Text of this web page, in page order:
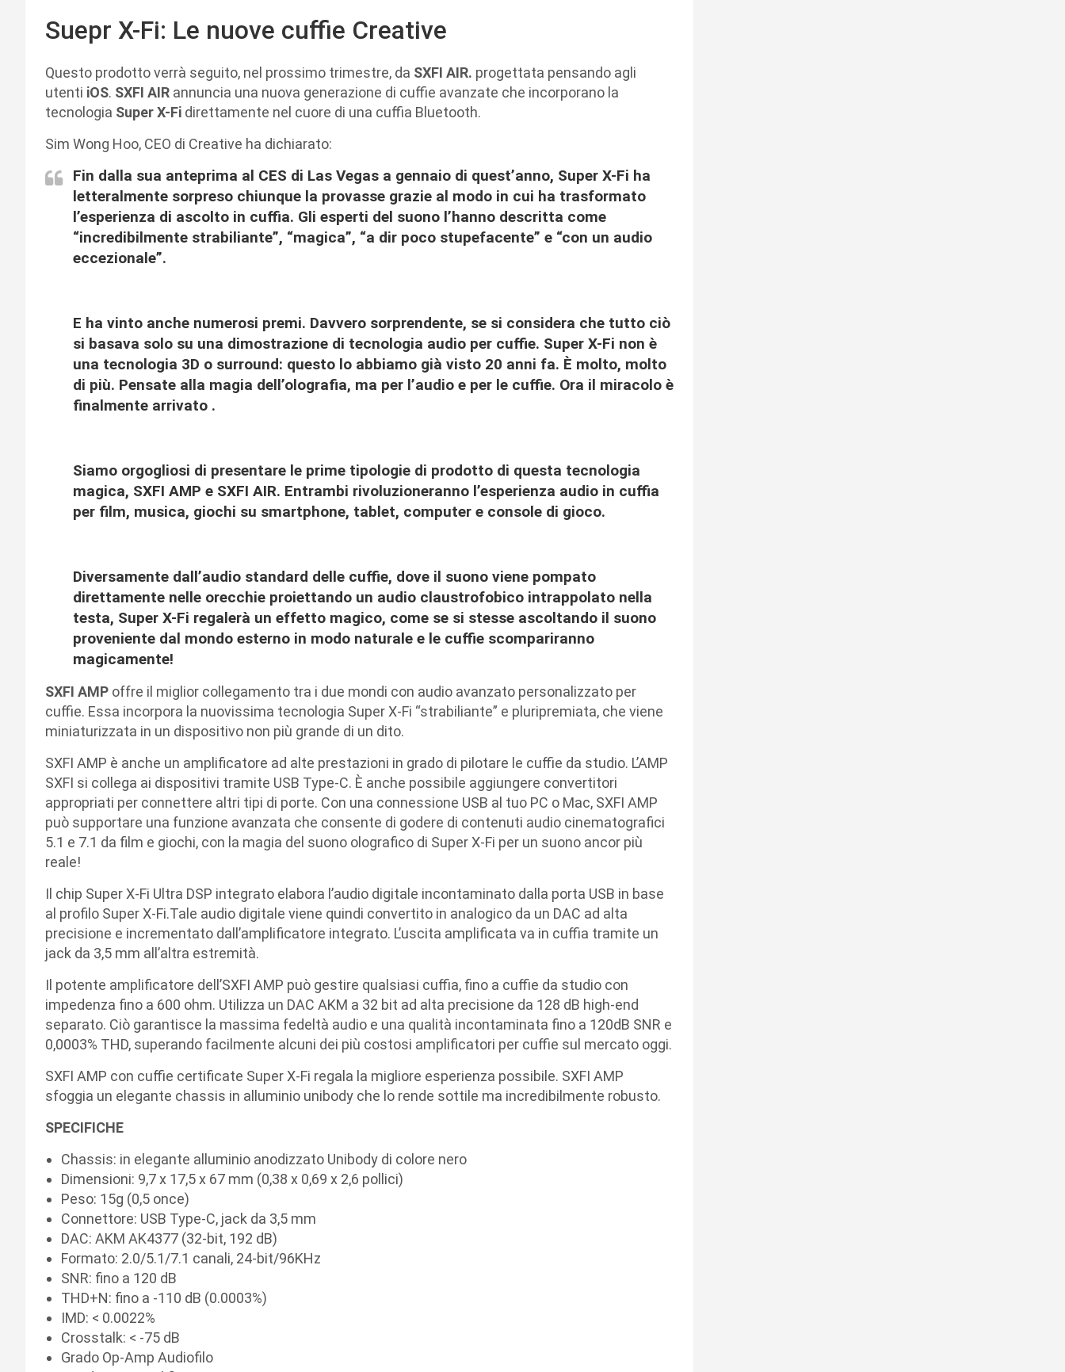
Suepr X-Fi: Le nuove cuffie Creative
Questo prodotto verrà seguito, nel prossimo trimestre, da SXFI AIR. progettata pensando agli
utenti iOS. SXFI AIR annuncia una nuova generazione di cuffie avanzate che incorporano la
tecnologia Super X-Fi direttamente nel cuore di una cuffia Bluetooth.
Sim Wong Hoo, CEO di Creative ha dichiarato:
Fin dalla sua anteprima al CES di Las Vegas a gennaio di quest’anno, Super X-Fi ha
letteralmente sorpreso chiunque la provasse grazie al modo in cui ha trasformato
l’esperienza di ascolto in cuffia. Gli esperti del suono l’hanno descritta come
“incredibilmente strabiliante”, “magica”, “a dir poco stupefacente” e “con un audio
eccezionale”.
E ha vinto anche numerosi premi. Davvero sorprendente, se si considera che tutto ciò
si basava solo su una dimostrazione di tecnologia audio per cuffie. Super X-Fi non è
una tecnologia 3D o surround: questo lo abbiamo già visto 20 anni fa. È molto, molto
di più. Pensate alla magia dell’olografia, ma per l’audio e per le cuffie. Ora il miracolo è
finalmente arrivato .
Siamo orgogliosi di presentare le prime tipologie di prodotto di questa tecnologia
magica, SXFI AMP e SXFI AIR. Entrambi rivoluzioneranno l’esperienza audio in cuffia
per film, musica, giochi su smartphone, tablet, computer e console di gioco.
Diversamente dall’audio standard delle cuffie, dove il suono viene pompato
direttamente nelle orecchie proiettando un audio claustrofobico intrappolato nella
testa, Super X-Fi regalerà un effetto magico, come se si stesse ascoltando il suono
proveniente dal mondo esterno in modo naturale e le cuffie scompariranno
magicamente!
SXFI AMP offre il miglior collegamento tra i due mondi con audio avanzato personalizzato per
cuffie. Essa incorpora la nuovissima tecnologia Super X-Fi “strabiliante” e pluripremiata, che viene
miniaturizzata in un dispositivo non più grande di un dito.
SXFI AMP è anche un amplificatore ad alte prestazioni in grado di pilotare le cuffie da studio. L’AMP
SXFI si collega ai dispositivi tramite USB Type-C. È anche possibile aggiungere convertitori
appropriati per connettere altri tipi di porte. Con una connessione USB al tuo PC o Mac, SXFI AMP
può supportare una funzione avanzata che consente di godere di contenuti audio cinematografici
5.1 e 7.1 da film e giochi, con la magia del suono olografico di Super X-Fi per un suono ancor più
reale!
Il chip Super X-Fi Ultra DSP integrato elabora l’audio digitale incontaminato dalla porta USB in base
al profilo Super X-Fi.Tale audio digitale viene quindi convertito in analogico da un DAC ad alta
precisione e incrementato dall’amplificatore integrato. L’uscita amplificata va in cuffia tramite un
jack da 3,5 mm all’altra estremità.
Il potente amplificatore dell’SXFI AMP può gestire qualsiasi cuffia, fino a cuffie da studio con
impedenza fino a 600 ohm. Utilizza un DAC AKM a 32 bit ad alta precisione da 128 dB high-end
separato. Ciò garantisce la massima fedeltà audio e una qualità incontaminata fino a 120dB SNR e
0,0003% THD, superando facilmente alcuni dei più costosi amplificatori per cuffie sul mercato oggi.
SXFI AMP con cuffie certificate Super X-Fi regala la migliore esperienza possibile. SXFI AMP
sfoggia un elegante chassis in alluminio unibody che lo rende sottile ma incredibilmente robusto.
SPECIFICHE
Chassis: in elegante alluminio anodizzato Unibody di colore nero
Dimensioni: 9,7 x 17,5 x 67 mm (0,38 x 0,69 x 2,6 pollici)
Peso: 15g (0,5 once)
Connettore: USB Type-C, jack da 3,5 mm
DAC: AKM AK4377 (32-bit, 192 dB)
Formato: 2.0/5.1/7.1 canali, 24-bit/96KHz
SNR: fino a 120 dB
THD+N: fino a -110 dB (0.0003%)
IMD: < 0.0022%
Crosstalk: < -75 dB
Grado Op-Amp Audiofilo